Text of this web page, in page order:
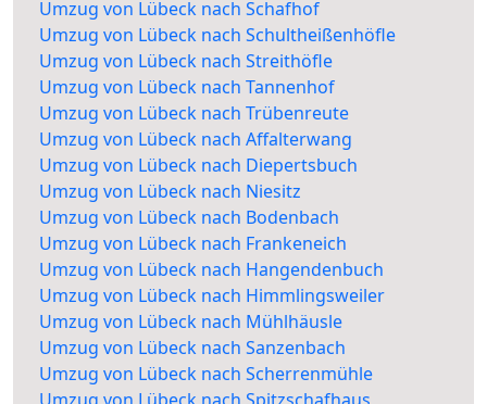
Umzug von Lübeck nach Schafhof
Umzug von Lübeck nach Schultheißenhöfle
Umzug von Lübeck nach Streithöfle
Umzug von Lübeck nach Tannenhof
Umzug von Lübeck nach Trübenreute
Umzug von Lübeck nach Affalterwang
Umzug von Lübeck nach Diepertsbuch
Umzug von Lübeck nach Niesitz
Umzug von Lübeck nach Bodenbach
Umzug von Lübeck nach Frankeneich
Umzug von Lübeck nach Hangendenbuch
Umzug von Lübeck nach Himmlingsweiler
Umzug von Lübeck nach Mühlhäusle
Umzug von Lübeck nach Sanzenbach
Umzug von Lübeck nach Scherrenmühle